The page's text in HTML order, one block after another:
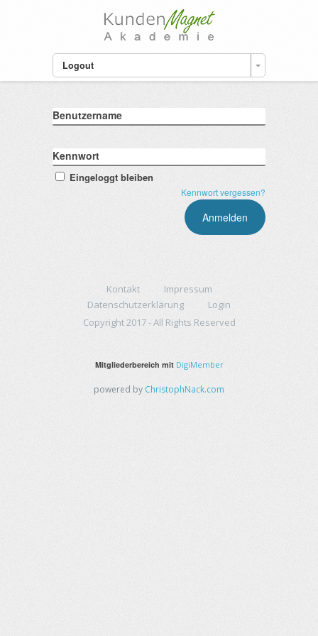
Logout
Benutzername
Kennwort
Eingeloggt bleiben
Kennwort vergessen?
Kontakt
Impressum
Datenschutzerklärung
Login
Copyright 2017 - All Rights Reserved
Mitgliederbereich mit DigiMember
powered by ChristophNack.com